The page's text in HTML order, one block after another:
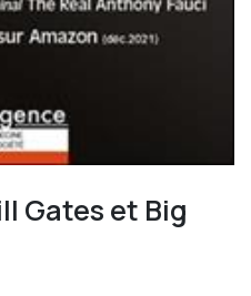
Gates et Big